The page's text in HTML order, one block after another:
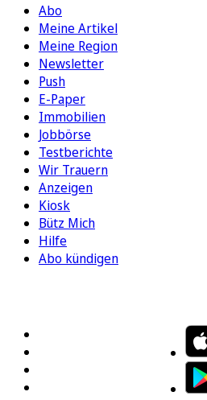
Abo
Meine Artikel
Meine Region
Newsletter
Push
E-Paper
Immobilien
Jobbörse
Testberichte
Wir Trauern
Anzeigen
Kiosk
Bütz Mich
Hilfe
Abo kündigen